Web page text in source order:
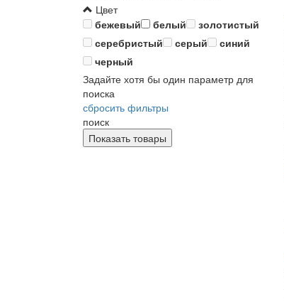
Цвет
бежевый
белый
золотистый
серебристый
серый
синий
черный
Задайте хотя бы один параметр для
поиска
сбросить фильтры
поиск